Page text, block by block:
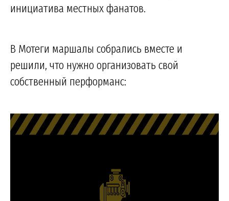
инициатива местных фанатов.
В Мотеги маршалы собрались вместе и
решили, что нужно организовать свой
собственный перформанс: